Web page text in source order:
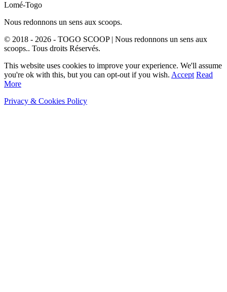
Lomé-Togo
Nous redonnons un sens aux scoops.
© 2018 - 2026 - TOGO SCOOP | Nous redonnons un sens aux
scoops.. Tous droits Réservés.
This website uses cookies to improve your experience. We'll assume
you're ok with this, but you can opt-out if you wish. Accept Read
More
Privacy & Cookies Policy